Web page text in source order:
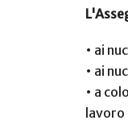
• ai
• ai
• a
lavoro